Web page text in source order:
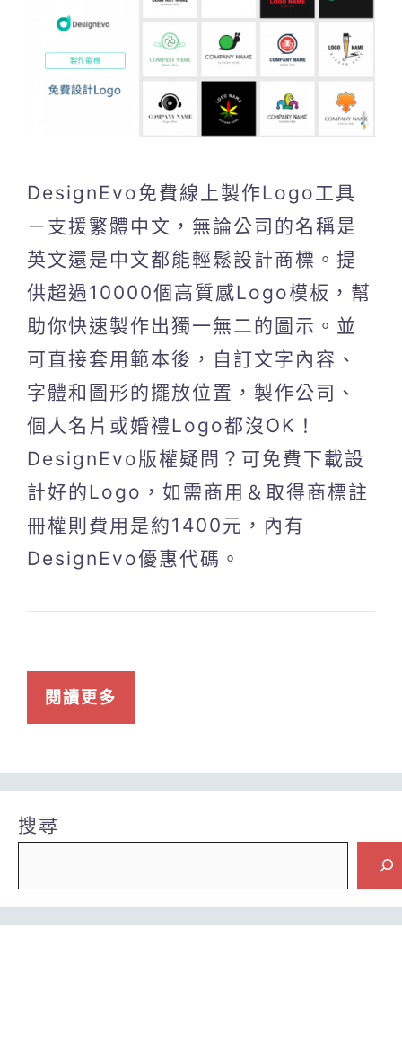
DesignEvo免費線上製作Logo工具
－支援繁體中文，無論公司的名稱是
英文還是中文都能輕鬆設計商標。提
供超過10000個高質感Logo模板，幫
助你快速製作出獨一無二的圖示。並
可直接套用範本後，自訂文字內容、
字體和圖形的擺放位置，製作公司、
個人名片或婚禮Logo都沒OK！
DesignEvo版權疑問？可免費下載設
計好的Logo，如需商用＆取得商標註
冊權則費用是約1400元，內有
DesignEvo優惠代碼。
閱讀更多
搜尋